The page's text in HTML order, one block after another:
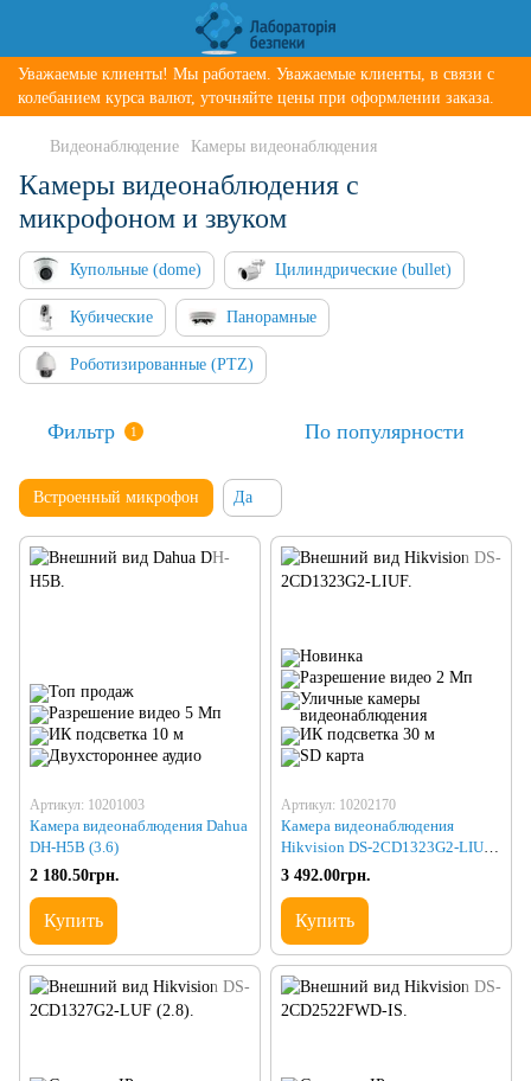
Уважаемые клиенты! Мы работаем. Уважаемые клиенты, в связи с
колебанием курса валют, уточняйте цены при оформлении заказа.
Видеонаблюдение Камеры видеонаблюдения
Камеры видеонаблюдения с
микрофоном и звуком
Купольные (dome) Цилиндрические (bullet)
Кубические Панорамные
Роботизированные (PTZ)
Фильтр 1 По популярности
Встроенный микрофон Да
Артикул: 10201003
Камера видеонаблюдения Dahua
DH-H5B (3.6)
2 180.50грн.
Купить
Артикул: 10202170
Камера видеонаблюдения
Hikvision DS-2CD1323G2-LIUF
(2.8)
3 492.00грн.
Купить